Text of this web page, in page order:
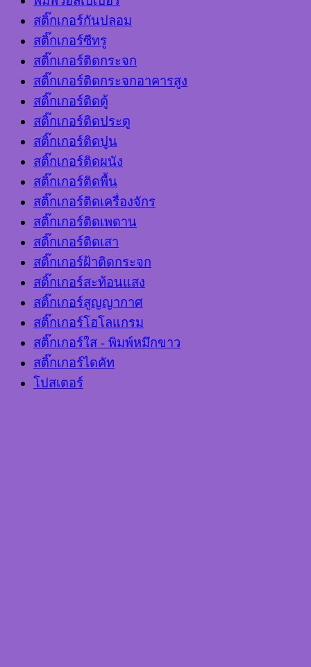
สติ๊กเกอร์กันปลอม
สติ๊กเกอร์ซีทรู
สติ๊กเกอร์ติดกระจก
สติ๊กเกอร์ติดกระจกอาคารสูง
สติ๊กเกอร์ติดตู้
สติ๊กเกอร์ติดประตู
สติ๊กเกอร์ติดปูน
สติ๊กเกอร์ติดผนัง
สติ๊กเกอร์ติดพื้น
สติ๊กเกอร์ติดเครื่องจักร
สติ๊กเกอร์ติดเพดาน
สติ๊กเกอร์ติดเสา
สติ๊กเกอร์ฝ้าติดกระจก
สติ๊กเกอร์สะท้อนแสง
สติ๊กเกอร์สูญญากาศ
สติ๊กเกอร์โฮโลแกรม
สติ๊กเกอร์ใส - พิมพ์หมึกขาว
สติ๊กเกอร์ไดคัท
โปสเตอร์